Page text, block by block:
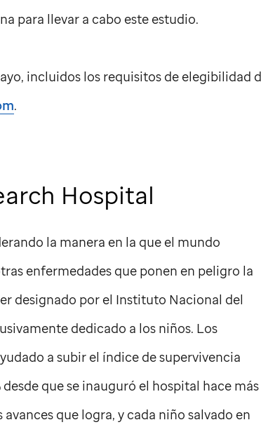
para llevar a cabo este estudio.
incluidos los requisitos de elegibilidad
.
Hospital
la manera en la que el mundo
enfermedades que ponen en peligro la
designado por el Instituto Nacional del
dedicado a los niños. Los
a subir el índice de supervivencia
que se inauguró el hospital hace más
que logra, y cada niño salvado en